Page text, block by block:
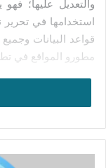
والتعديل عليها؛
استخدامها في
قواعد البيانات
مطورو المواقع في
في الاستخدام،
البرمجة وتلوين
يساعدك على تحرير
موارد جهاز